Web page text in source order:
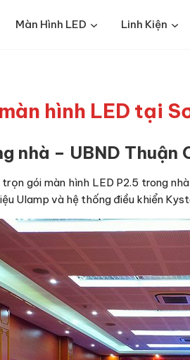
Màn Hình LED Linh Kiện
hình LED tại
nhà – UBND Thuận
gói màn hình LED P2.5 trong
Ulamp và hệ thống điều khiển